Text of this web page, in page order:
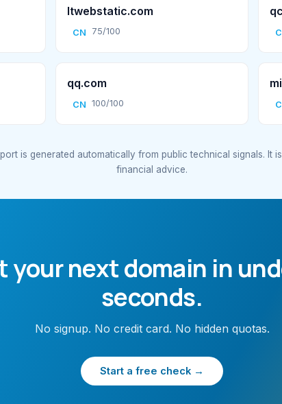
ltwebstatic.com
CN 75/100
qq.com
CN 100/100
is generated automatically from public technical signals. It
financial advice.
your next domain in
seconds.
No signup. No credit card. No hidden quotas.
Start a free check →